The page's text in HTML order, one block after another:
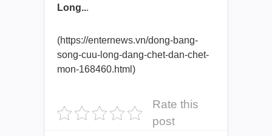
Long...
(https://enternews.vn/dong-bang-
song-cuu-long-dang-chet-dan-chet-
mon-168460.html)
Rate this
post